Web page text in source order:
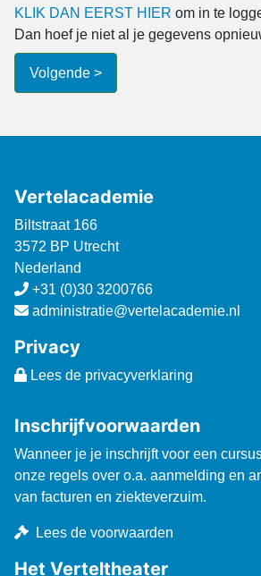
KLIK DAN EERST HIER om in te
Dan hoef je niet al je gegevens
Volgende >
Vertelacademie
Biltstraat 166
3572 BP Utrecht
Nederland
+31 (0)30 3200766
administratie@vertelacademie.nl
Privacy
Lees de privacyverklaring
Inschrijfvoorwaarden
Wanneer je je inschrijft voor een
onze regels over o.a. aanmelding en
van facturen en ziekteverzuim.
Lees de voorwaarden
Het Verteltheater